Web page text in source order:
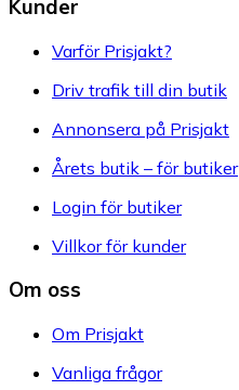
Kunder
Varför Prisjakt?
Driv trafik till din butik
Annonsera på Prisjakt
Årets butik – för butiker
Login för butiker
Villkor för kunder
Om oss
Om Prisjakt
Vanliga frågor